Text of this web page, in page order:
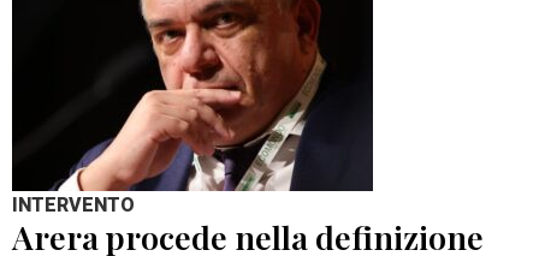
INTERVENTO
Arera procede nella definizione